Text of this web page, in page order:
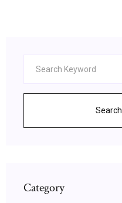
Search
Category